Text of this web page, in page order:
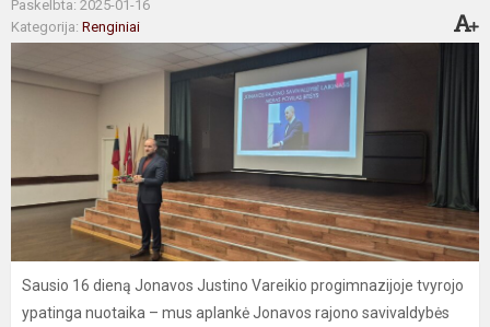
Paskelbta: 2025-01-16
Kategorija: Renginiai
Sausio 16 dieną Jonavos Justino Vareikio progimnazijoje tvyrojo
ypatinga nuotaika – mus aplankė Jonavos rajono savivaldybės